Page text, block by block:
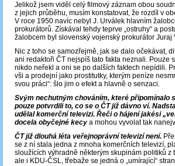
Jelikož jsem viděl celý filmový záznam obou
z jejich průběhu, musím konstatovat, že rozdíl v
V roce 1950 navíc nebyl J. Urválek hlavním
prokurátorů. Získával tehdy teprve „ostruhy“ a
žalobcem byl slovenský vojenský prokurátor Juraj
Nic z toho se samozřejmě, jak se dalo očekávat,
ani redaktoři ČT nejspíš tato fakta neznali. Pouze
nikdo neřekl a oni se po dalších faktech nepídili.
vši a prodejní jako prostitutky, kterým peníze
svou práci“: šlo jim o efekt a hlavně o senzaci.
Svým nechutným chováním, které připomínalo
pouze potvrdili to, co se o ČT již dávno ví.
udělal komerční televizi. Řeči o hájení jakési
docela obyčejné kecy a mohou vyvolat tak
ČT již dlouhá léta veřejnoprávní televizí není.
se z ní stala jedna z mnoha komerčních televizí,
sloužících výhradně některým skupinám politiků z
ale i KDU-ČSL, třebaže se jedná o „umírající“